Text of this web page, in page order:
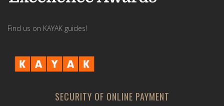
Find us on KAYAK guides!
SECURITY OF ONLINE PAYMENT